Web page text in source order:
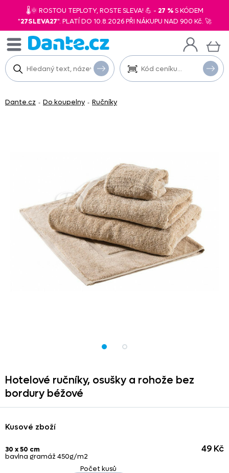
🌡️🌞 ROSTOU TEPLOTY, ROSTE SLEVA! 💪 - 27 %S KÓDEM
"27SLEVA27". PLATÍ DO 10.8.2026 PŘI NÁKUPU NAD 900 Kč. 🚀
Dante.cz - Do koupelny - Ručníky
Hotelové ručníky, osušky a rohože bez
bordury béžové
Kusové zboží
30 x 50 cm
bavlna gramáž 450g/m2
49 Kč